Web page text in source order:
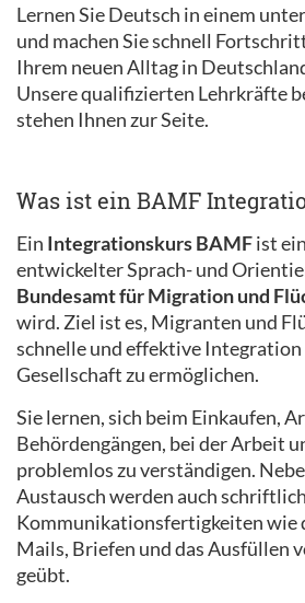
Lernen Sie Deutsch in einem
und machen Sie schnell
Ihrem neuen Alltag in
Unsere qualifizierten Lehrkräfte
stehen Ihnen zur Seite.
Was ist ein BAMF
Ein Integrationskurs BAMFist
entwickelter Sprach- und
Bundesamt für Migration und
wird. Ziel ist es, Migranten und
schnelle und effektive Integration
Gesellschaft zu ermöglichen.
Sie lernen, sich beim Einkaufen,
Behördengängen, bei der Arbeit
problemlos zu verständigen.
Austausch werden auch
Kommunikationsfertigkeiten wie
Mails, Briefen und das Ausfüllen
geübt.